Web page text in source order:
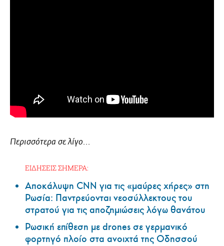
Περισσότερα σε λίγο...
ΕΙΔΗΣΕΙΣ ΣΗΜΕΡΑ:
Αποκάλυψη CNN για τις «μαύρες χήρες» στη
Ρωσία: Παντρεύονται νεοσύλλεκτους του
στρατού για τις αποζημιώσεις λόγω θανάτου
Ρωσική επίθεση με drones σε γερμανικό
φορτηγό πλοίο στα ανοιχτά της Οδησσού